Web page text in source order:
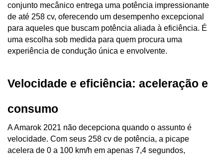
conjunto mecânico entrega uma potência impressionante
de até 258 cv, oferecendo um desempenho excepcional
para aqueles que buscam potência aliada à eficiência. É
uma escolha sob medida para quem procura uma
experiência de condução única e envolvente.
Velocidade e eficiência: aceleração e
consumo
A Amarok 2021 não decepciona quando o assunto é
velocidade. Com seus 258 cv de potência, a picape
acelera de 0 a 100 km/h em apenas 7,4 segundos,